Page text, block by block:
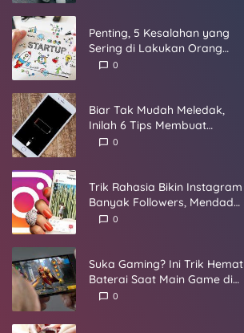
Penting, 5 Kesalahan yang
Sering di Lakukan Orang
Dalam Membangun Startup
0
Biar Tak Mudah Meledak,
Inilah 6 Tips Membuat
Baterai Smartphone Panjang
0
Trik Rahasia Bikin Instagram
Banyak Followers, Mendadak
Jadi Selebgram
0
Suka Gaming? Ini Trik Hemat
Baterai Saat Main Game di
Smartphone
0